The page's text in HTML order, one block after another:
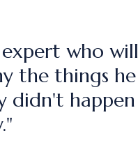
who will
the things he
didn't happen